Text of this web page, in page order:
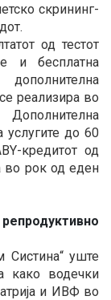
скрининг-
од тестот
и бесплатна
реализира во
Дополнителна
до 60
кредитот од
во рок од еден
Систина“ уште
како водечки
и ИВФ во